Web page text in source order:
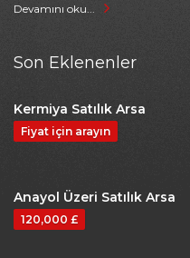
Devamını oku...
Son Eklenenler
Kermiya Satılık Arsa
Fiyat için arayın
Anayol Üzeri Satılık Arsa
120,000 £